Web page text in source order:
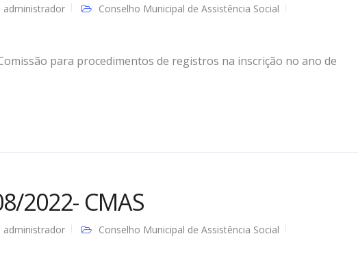
administrador Conselho Municipal de Assistência Social
para procedimentos de registros na inscrição no ano de
2022- CMAS
administrador Conselho Municipal de Assistência Social